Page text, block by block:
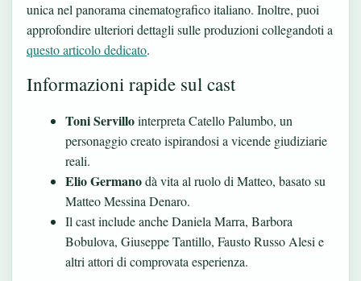
unica nel panorama cinematografico italiano. Inoltre, puoi
approfondire ulteriori dettagli sulle produzioni collegandoti a
questo articolo dedicato.
Informazioni rapide sul cast
Toni Servillointerpreta Catello Palumbo, un
personaggio creato ispirandosi a vicende giudiziarie
reali.
Elio Germanodà vita al ruolo di Matteo, basato su
Matteo Messina Denaro.
Il cast include anche Daniela Marra, Barbora
Bobulova, Giuseppe Tantillo, Fausto Russo Alesi e
altri attori di comprovata esperienza.